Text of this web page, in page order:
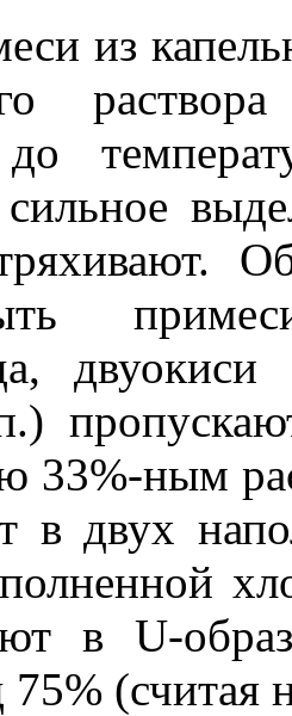
из
до
сильное
33%-ным
в двух
в U-
(считая